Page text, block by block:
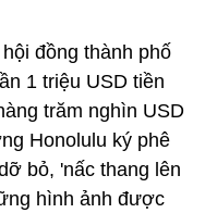
đồng thành phố
1 triệu USD tiền
trăm nghìn USD
Honolulu ký phê
bỏ, 'nấc thang lên
hình ảnh được